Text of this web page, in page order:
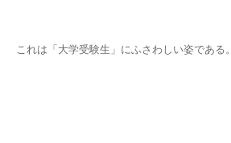
これは「大学受験生」にふさわしい姿である。